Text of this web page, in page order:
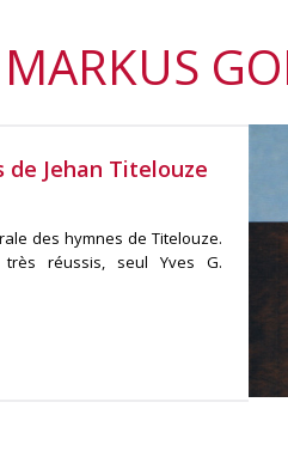
Jehan Titelouze
des hymnes de Titelouze.
très réussis, seul Yves G.